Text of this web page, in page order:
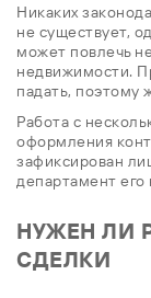
Никаких
не существует,
может повлечь
недвижимости.
падать, поэтому
Работа с
оформления
зафиксирован
департамент его
НУЖЕН ЛИ
СДЕЛКИ